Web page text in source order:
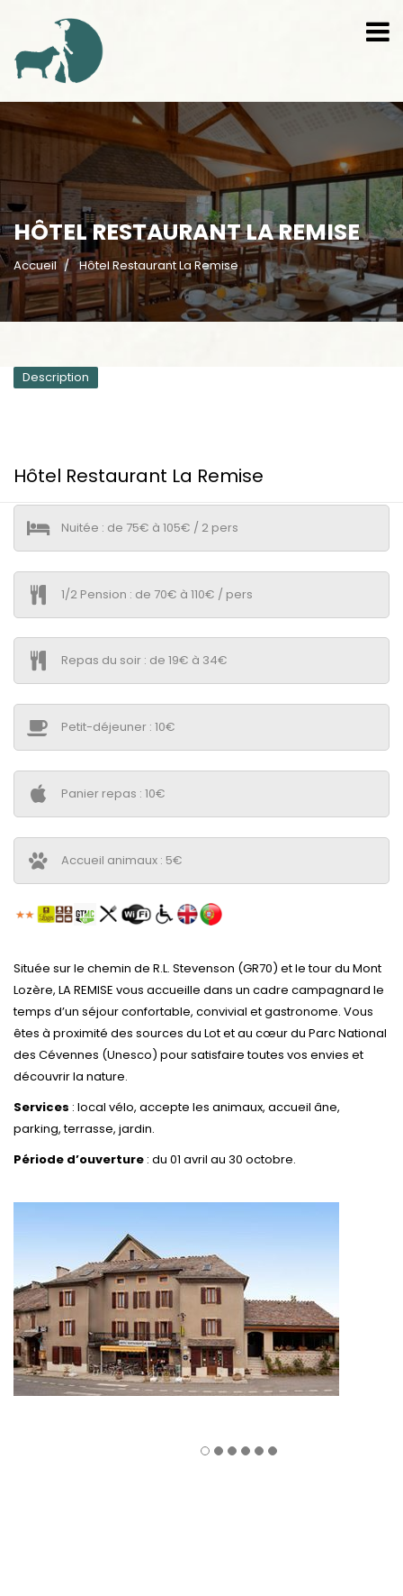
HÔTEL RESTAURANT LA REMISE
Accueil Hôtel Restaurant La Remise
Description
Hôtel Restaurant La Remise
Nuitée : de 75€ à 105€ / 2 pers
1/2 Pension : de 70€ à 110€ / pers
Repas du soir : de 19€ à 34€
Petit-déjeuner : 10€
Panier repas : 10€
Accueil animaux : 5€
Située sur le chemin de R.L. Stevenson (GR70) et le tour du Mont
Lozère, LA REMISE vous accueille dans un cadre campagnard le
temps d’un séjour confortable, convivial et gastronome. Vous
êtes à proximité des sources du Lot et au cœur du Parc National
des Cévennes (Unesco) pour satisfaire toutes vos envies et
découvrir la nature.
Services : local vélo, accepte les animaux, accueil âne,
parking, terrasse, jardin.
Période d’ouverture : du 01 avril au 30 octobre.